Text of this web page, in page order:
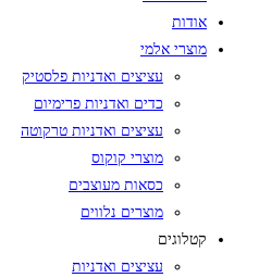
אודות
מוצרי אלמי
עציצים ואדניות פלסטיק
כדים ואדניות פרימיום
עציצים ואדניות טרקוטה
מוצרי קוקוס
כסאות מעוצבים
מוצרים נלווים
קטלוגים
עציצים ואדניות